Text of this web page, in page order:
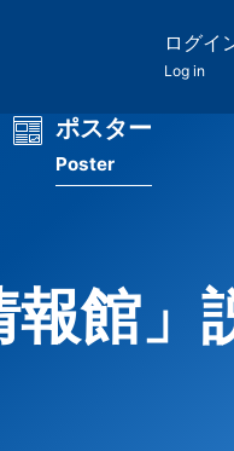
ログイ
Log in
ポスター
Poster
館」